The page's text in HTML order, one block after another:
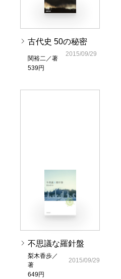
古代史 50の秘密
関裕二／著
539円
2015/09/29
不思議な羅針盤
梨木香歩／
著
649円
2015/09/29